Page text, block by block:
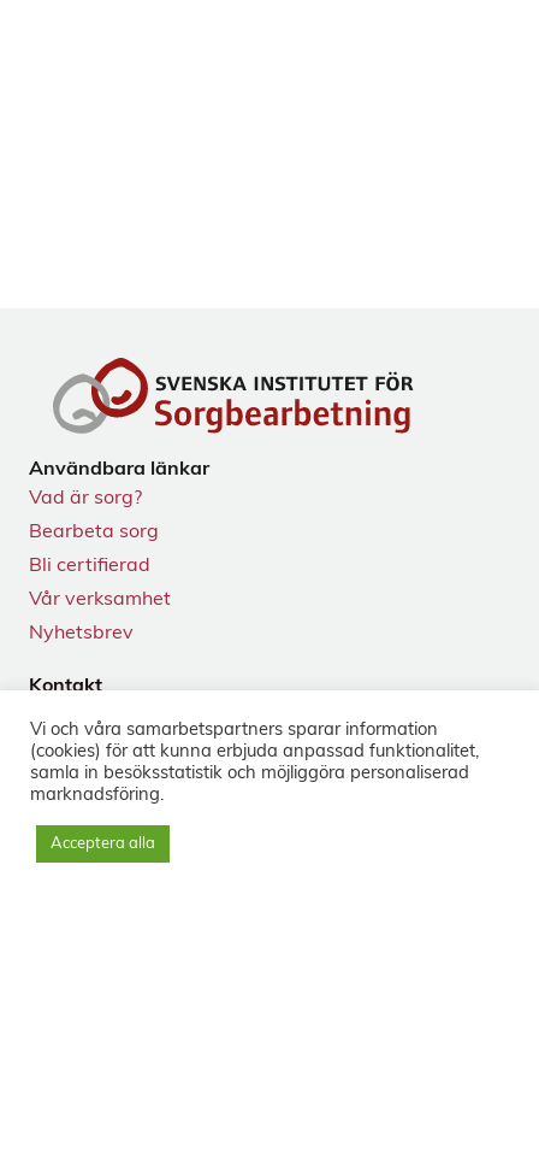
Användbara länkar
Vad är sorg?
Bearbeta sorg
Bli certifierad
Vår verksamhet
Nyhetsbrev
Kontakt
113 59 Stockholm
+46 8-33 50 40
info@sorg.se
Sociala medier
Vi och våra samarbets­partners sparar information
(cookies) för att kunna erbjuda anpassad funktionalitet,
samla in besöks­statistik och möjliggöra personaliserad
marknads­föring.
Acceptera alla